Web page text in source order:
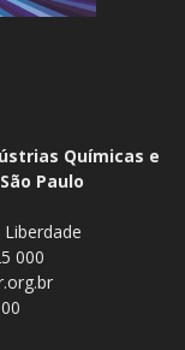
Químicas e
Paulo
000